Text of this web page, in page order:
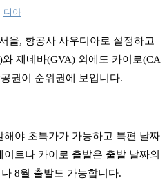
디아
울, 항공사 사우디아로 설정하고
제네바(GVA) 외에도 카이로(CA
권이 순위권에 보입니다.
야 초특가가 가능하고 복편 날짜
트나 카이로 출발은 출발 날짜의
8월 출발도 가능합니다.